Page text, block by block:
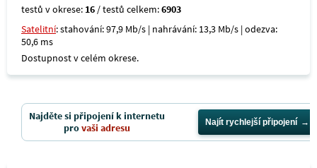
testů v okrese: 16 / testů celkem:6903
Satelitní: stahování: 97,9 Mb/s | nahrávání: 13,3 Mb/s | odezva:
50,6 ms
Dostupnost v celém okrese.
Najděte si připojení k internetu
provaši adresu Najít rychlejší připojení